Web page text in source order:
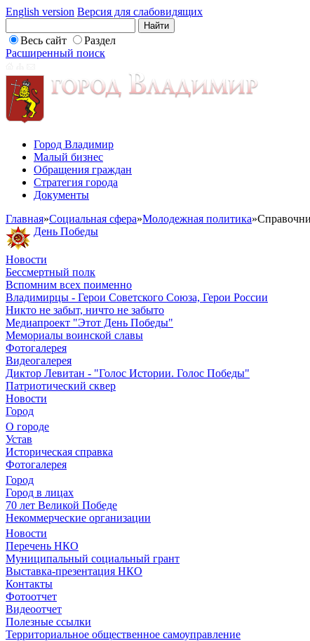
English version Версия для слабовидящих
Весь сайт
Раздел
Расширенный поиск
Город Владимир
Малый бизнес
Обращения граждан
Стратегия города
Документы
Главная»Социальная сфера»Молодежная политика»
День Победы
Новости
Бессмертный полк
Вспомним всех поименно
Владимирцы - Герои Советского Союза, Герои России
Никто не забыт, ничто не забыто
Медиапроект "Этот День Победы"
Мемориалы воинской славы
Фотогалерея
Видеогалерея
Диктор Левитан - "Голос Истории. Голос Победы"
Патриотический сквер
Новости
Город
О городе
Устав
Историческая справка
Фотогалерея
Город
Город в лицах
70 лет Великой Победе
Некоммерческие организации
Новости
Перечень НКО
Муниципальный социальный грант
Выставка-презентация НКО
Контакты
Фотоотчет
Видеоотчет
Полезные ссылки
Территориальное общественное самоуправление